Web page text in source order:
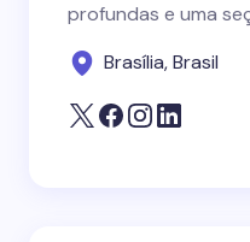
profundas e uma
Brasília, Brasil